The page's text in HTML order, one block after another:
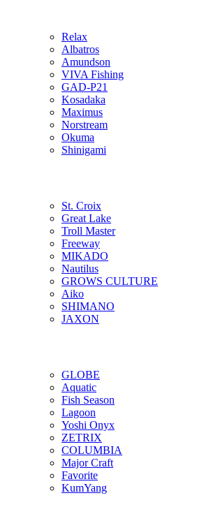
Relax
Albatros
Amundson
VIVA Fishing
GAD-P21
Kosadaka
Maximus
Norstream
Okuma
Shinigami
St. Croix
Great Lake
Troll Master
Freeway
MIKADO
Nautilus
GROWS CULTURE
Aiko
SHIMANO
JAXON
GLOBE
Aquatic
Fish Season
Lagoon
Yoshi Onyx
ZETRIX
COLUMBIA
Major Craft
Favorite
KumYang